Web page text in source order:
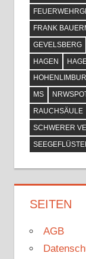
FRANK
GEVELSBERG
HAGEN
MS
RAUCHSÄULE
SCHWERER
SEITEN
AGB